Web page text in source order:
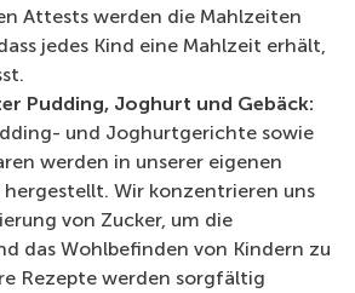
Attests werden die Mahlzeiten
jedes Kind eine Mahlzeit erhält,
Pudding, Joghurt und Gebäck:
und Joghurtgerichte sowie
werden in unserer eigenen
hergestellt. Wir konzentrieren uns
von Zucker, um die
das Wohlbefinden von Kindern zu
Rezepte werden sorgfältig